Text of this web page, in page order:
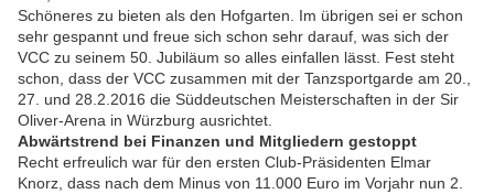
Schöneres zu bieten als den Hofgarten. Im übrigen sei er schon
sehr gespannt und freue sich schon sehr darauf, was sich der
VCC zu seinem 50. Jubiläum so alles einfallen lässt. Fest steht
schon, dass der VCC zusammen mit der Tanzsportgarde am 20.,
27. und 28.2.2016 die Süddeutschen Meisterschaften in der Sir
Oliver-Arena in Würzburg ausrichtet.
Abwärtstrend bei Finanzen und Mitgliedern gestoppt
Recht erfreulich war für den ersten Club-Präsidenten Elmar
Knorz, dass nach dem Minus von 11.000 Euro im Vorjahr nun 2.